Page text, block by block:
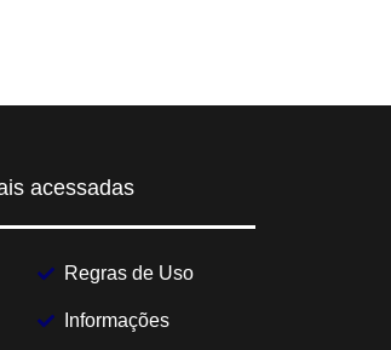
acessadas
Regras de Uso
Informações